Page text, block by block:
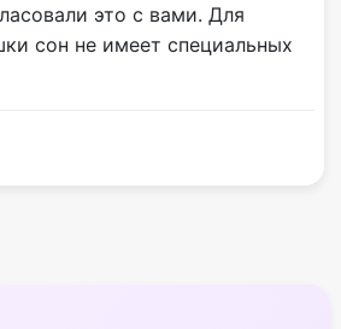
это с вами. Для
сон не имеет специальных